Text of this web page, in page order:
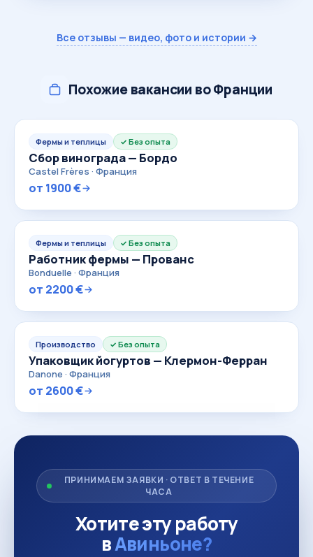
Все отзывы — видео, фото и истории →
Похожие вакансии во Франции
Фермы и теплицы Без опыта
Сбор винограда — Бордо
Castel Frères · Франция
от 1900 €
Фермы и теплицы Без опыта
Работник фермы — Прованс
Bonduelle · Франция
от 2200 €
Производство Без опыта
Упаковщик йогуртов — Клермон-Ферран
Danone · Франция
от 2600 €
ПРИНИМАЕМ ЗАЯВКИ · ОТВЕТ В ТЕЧЕНИЕ
ЧАСА
Хотите эту работу
вАвиньоне?